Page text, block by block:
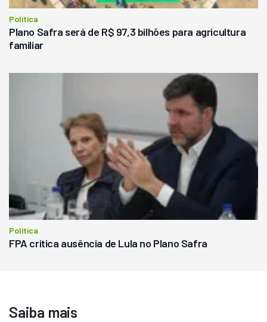
Política
Plano Safra será de R$ 97,3 bilhões para agricultura
familiar
Política
FPA critica ausência de Lula no Plano Safra
Saiba mais